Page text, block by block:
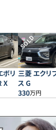
ボリ
X
SOLD
三菱 エクリ
ス G
330万円